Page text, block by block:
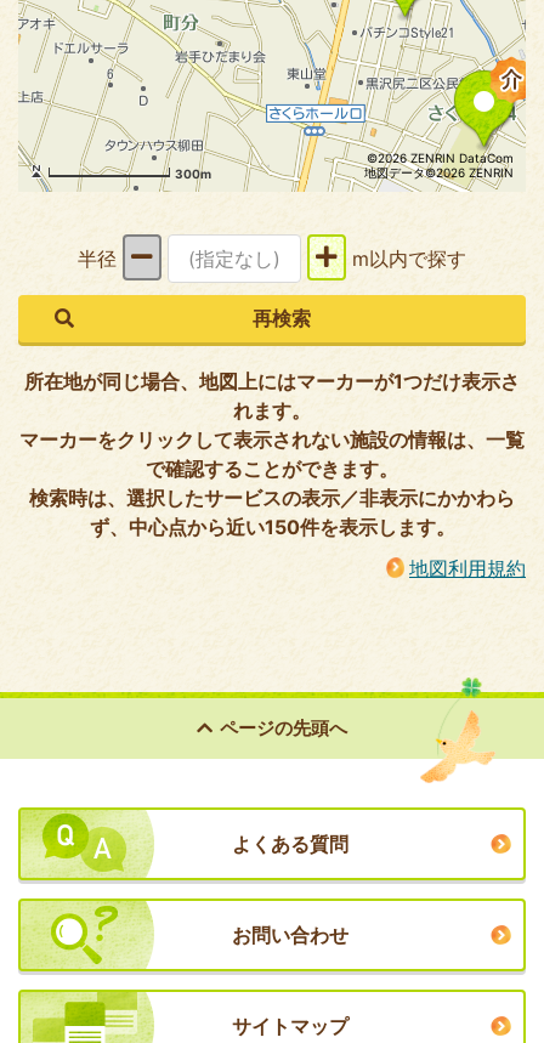
300m
©2026 ZENRIN DataCom
地図データ©2026 ZENRIN
半径 m以内で探す
所在地が同じ場合、地図上にはマーカーが1つだけ表示さ
れます。
マーカーをクリックして表示されない施設の情報は、一覧
で確認することができます。
検索時は、選択したサービスの表示／非表示にかかわら
ず、中心点から近い150件を表示します。
地図利用規約
ページの先頭へ
よくある質問
お問い合わせ
サイトマップ